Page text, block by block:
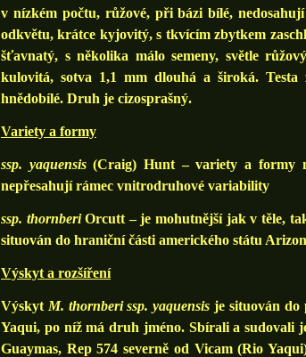
v nízkém počtu, růžové, při bázi bílé,
odkvětu, krátce kyjovitý, s tkvícím zbytkem
šťavnatý, s několika málo semeny, světle
kulovitá, sotva 1,1 mm dlouhá a široká. Testa
hnědobílé. Druh je cizosprašný.
Variety a formy
ssp. yaquensis(Craig) Hunt – variety a formy
nepřesahují rámec vnitrodruhové variability
ssp. thornberiOrcutt – je mohutnější jak v těle,
situován do hraniční části amerického státu
Výskyt a rozšíření
Výskyt M. thornberi ssp. yaquensis je situován do
Yaqui, po níž má druh jméno. Sbírali a sudovali
Guaymas, Rep 574 severně od Vicam (Rio